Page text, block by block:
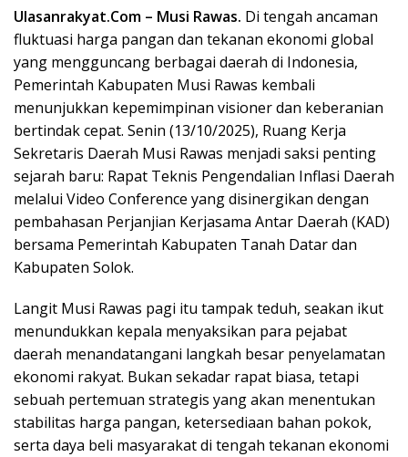
Ulasanrakyat.Com – Musi Rawas. Di tengah ancaman
fluktuasi harga pangan dan tekanan ekonomi global
yang mengguncang berbagai daerah di Indonesia,
Pemerintah Kabupaten Musi Rawas kembali
menunjukkan kepemimpinan visioner dan keberanian
bertindak cepat. Senin (13/10/2025), Ruang Kerja
Sekretaris Daerah Musi Rawas menjadi saksi penting
sejarah baru: Rapat Teknis Pengendalian Inflasi Daerah
melalui Video Conference yang disinergikan dengan
pembahasan Perjanjian Kerjasama Antar Daerah (KAD)
bersama Pemerintah Kabupaten Tanah Datar dan
Kabupaten Solok.
Langit Musi Rawas pagi itu tampak teduh, seakan ikut
menundukkan kepala menyaksikan para pejabat
daerah menandatangani langkah besar penyelamatan
ekonomi rakyat. Bukan sekadar rapat biasa, tetapi
sebuah pertemuan strategis yang akan menentukan
stabilitas harga pangan, ketersediaan bahan pokok,
serta daya beli masyarakat di tengah tekanan ekonomi